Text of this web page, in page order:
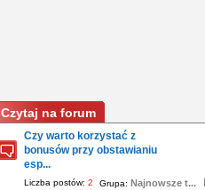
Czytaj na forum
Czy warto korzystać z
bonusów przy obstawianiu
esp...
Liczba postów: 2 Grupa: Najnowsze t...